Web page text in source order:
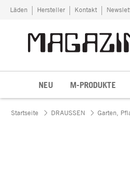
Zum Inhalt springen
Läden Hersteller Kontakt
NEU M-PRODUKTE
Startseite DRAUSSEN Garten,